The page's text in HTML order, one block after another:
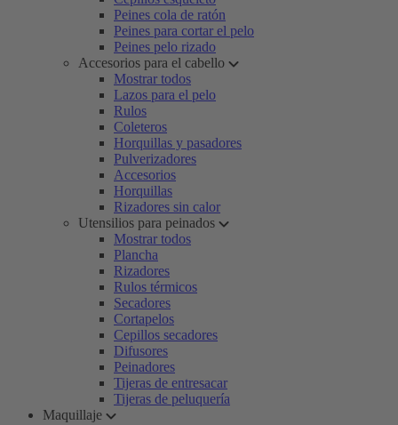
Peines cola de ratón
Peines para cortar el pelo
Peines pelo rizado
Accesorios para el cabello
Mostrar todos
Lazos para el pelo
Rulos
Coleteros
Horquillas y pasadores
Pulverizadores
Accesorios
Horquillas
Rizadores sin calor
Utensilios para peinados
Mostrar todos
Plancha
Rizadores
Rulos térmicos
Secadores
Cortapelos
Cepillos secadores
Difusores
Peinadores
Tijeras de entresacar
Tijeras de peluquería
Maquillaje